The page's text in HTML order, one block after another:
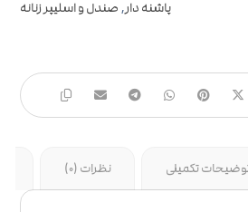
پاشنه دار, صندل و اسلیپر زنانه
تکمیلی نظرات (0)